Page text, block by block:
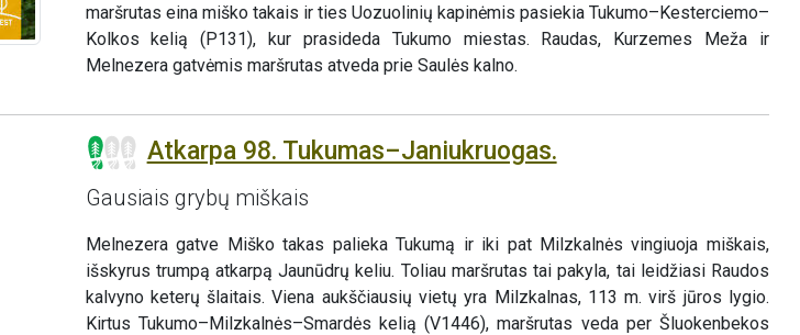
maršrutas eina miško takais ir ties Uozuolinių kapinėmis pasiekia Tukumo–Kesterciemo–
Kolkos kelią (P131), kur prasideda Tukumo miestas. Raudas, Kurzemes Meža ir
Melnezera gatvėmis maršrutas atveda prie Saulės kalno.
Atkarpa 98. Tukumas–Janiukruogas.
Gausiais grybų miškais
Melnezera gatve Miško takas palieka Tukumą ir iki pat Milzkalnės vingiuoja miškais,
išskyrus trumpą atkarpą Jaunūdrų keliu. Toliau maršrutas tai pakyla, tai leidžiasi Raudos
kalvyno keterų šlaitais. Viena aukščiausių vietų yra Milzkalnas, 113 m. virš jūros lygio.
Kirtus Tukumo–Milzkalnės–Smardės kelią (V1446), maršrutas veda per Šluokenbekos